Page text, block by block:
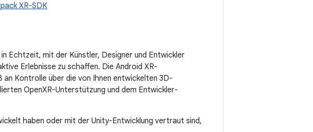
XR-SDK
Echtzeit, mit der Künstler, Designer und Entwickler
Erlebnisse zu schaffen. Die Android XR-
Kontrolle über die von Ihnen entwickelten 3D-
OpenXR-Unterstützung und dem Entwickler-
haben oder mit der Unity-Entwicklung vertraut sind,